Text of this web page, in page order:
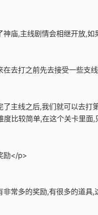
神庙,主线剧情会相继开放,
在去打之前先去接受一些支
了主线之后,我们就可以去打
度比较简单,在这个关卡里面
励</p>
非常多的奖励,有很多的道具